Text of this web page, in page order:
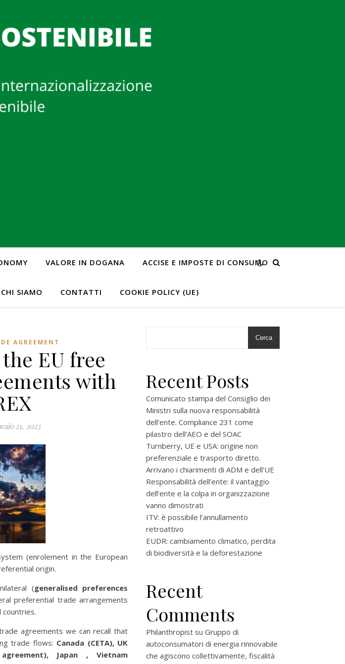
VALORE IN DOGANA ACCISE E IMPOSTE DI CONSUMO
CHI SIAMO CONTATTI COOKIE POLICY (UE)
AGREEMENT
EU free
with
21, 2023
(enrolement in the European
origin.
(generalised preferences
preferential trade arrangements
agreements we can recall that
trade flows: Canada (CETA), UK
Japan , Vietnam
Cerca
Recent Posts
Comunicato stampa del Consiglio dei
Ministri sulla nuova responsabilità
dell’ente. Compliance 231 come
pilastro dell’AEO e del SOAC
Turnberry, UE e USA: origine non
preferenziale e trasporto diretto.
Arrivano i chiarimenti di ADM e dell’UE
Responsabilità dell’ente: il vantaggio
dell’ente e la colpa in organizzazione
vanno dimostrati
ITV: è possibile l’annullamento
retroattivo
EUDR: cambiamento climatico, perdita
di biodiversità e la deforestazione
Recent
Comments
Philanthropist su Gruppo di
autoconsumatori di energia rinnovabile
che agiscono collettivamente, fiscalità